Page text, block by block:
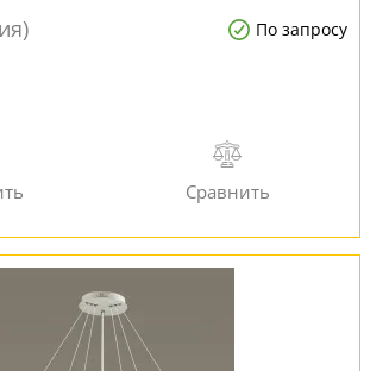
По запросу